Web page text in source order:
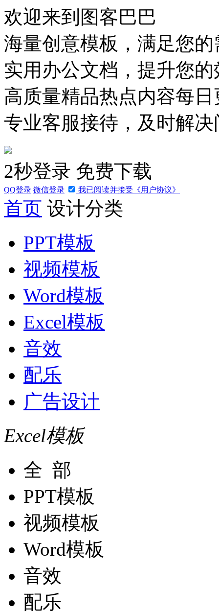
欢迎来到图客巴巴
海量创意模板，满足您的
实用办公文档，提升您的
高质量精品热点内容每日
专业客服接待，及时解决
2秒登录 免费下载
QQ登录 微信登录 我已阅读并接受《用户协议》
首页 设计分类
PPT模板
视频模板
Word模板
Excel模板
音效
配乐
广告设计
Excel模板
全 部
PPT模板
视频模板
Word模板
音效
配乐